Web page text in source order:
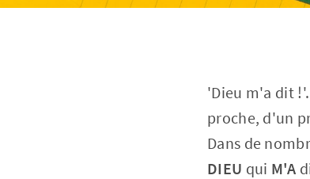
'Dieu m'a dit
proche, d'un
Dans de
DIEU qui M'A